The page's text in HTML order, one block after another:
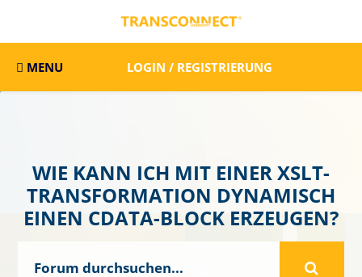
MENU LOGIN / REGISTRIERUNG
WIE KANN ICH MIT EINER XSLT-
TRANSFORMATION DYNAMISCH
EINEN CDATA-BLOCK ERZEUGEN?